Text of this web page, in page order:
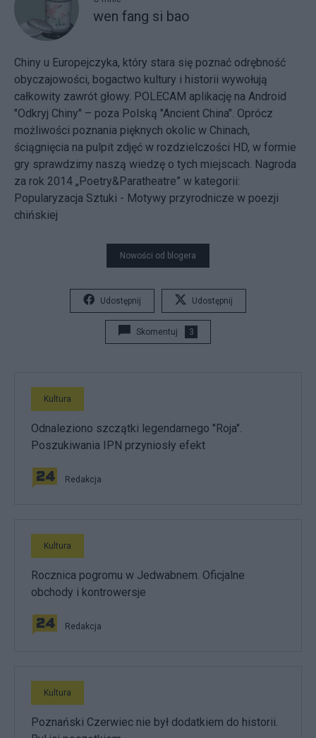
wen fang si bao
Chiny u Europejczyka, który stara się poznać odrębność
obyczajowości, bogactwo kultury i historii wywołują
całkowity zawrót głowy. POLECAM aplikację na Android
"Odkryj Chiny" – poza Polską "Ancient China". Oprócz
możliwości poznania pięknych okolic w Chinach,
ściągnięcia na pulpit zdjęć w rozdzielczości HD, w formie
gry sprawdzimy naszą wiedzę o tych miejscach. Nagroda
za rok 2014 „Poetry&Paratheatre” w kategorii:
Popularyzacja Sztuki - Motywy przyrodnicze w poezji
chińskiej
Nowości od blogera
Udostępnij Udostępnij
Skomentuj 3
Kultura
Odnaleziono szczątki legendarnego "Roja".
Poszukiwania IPN przyniosły efekt
Redakcja
Kultura
Rocznica pogromu w Jedwabnem. Oficjalne
obchody i kontrowersje
Redakcja
Kultura
Poznański Czerwiec nie był dodatkiem do historii.